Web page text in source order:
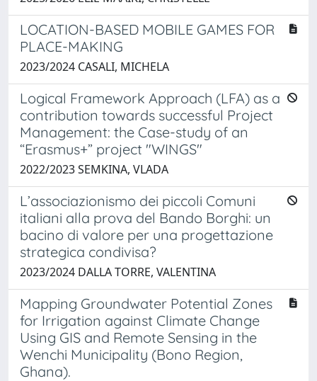
LOCATION-BASED MOBILE GAMES FOR
PLACE-MAKING
2023/2024 CASALI, MICHELA
Logical Framework Approach (LFA) as a
contribution towards successful Project
Management: the Case-study of an
“Erasmus+” project "WINGS"
2022/2023 SEMKINA, VLADA
L’associazionismo dei piccoli Comuni
italiani alla prova del Bando Borghi: un
bacino di valore per una progettazione
strategica condivisa?
2023/2024 DALLA TORRE, VALENTINA
Mapping Groundwater Potential Zones
for Irrigation against Climate Change
Using GIS and Remote Sensing in the
Wenchi Municipality (Bono Region,
Ghana).